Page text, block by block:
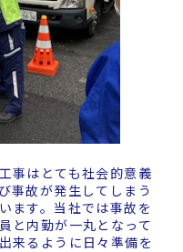
事はとても社会的意義
事故が発生してしまう
ます。当社では事故を
と内勤が一丸となって
来るように日々準備を